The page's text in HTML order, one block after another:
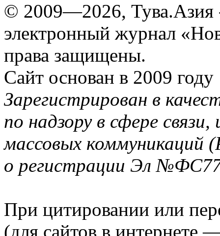
© 2009—2026, Тува.Азия
электронный журнал
права защищены.
Сайт основан в 2009 году
Зарегистрирован в
по надзору в сфере
массовых коммуникаций
о регистрации Эл
При цитировании или
(для сайтов в интернете